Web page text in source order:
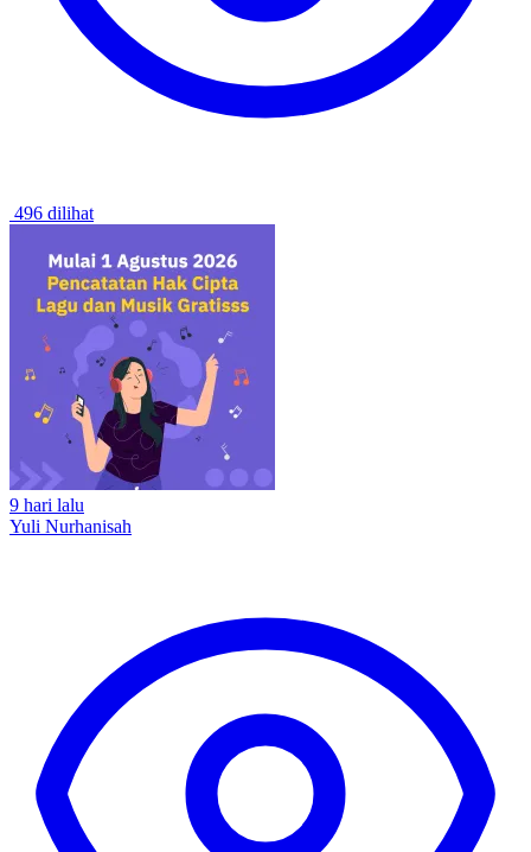
496 dilihat
9 hari lalu
Yuli Nurhanisah